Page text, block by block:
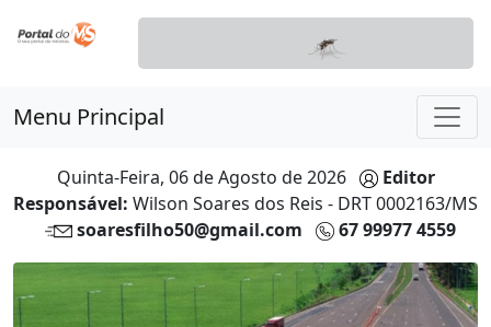
Menu Principal
Quinta-Feira, 06 de Agosto de 2026
Editor
Responsável: Wilson Soares dos Reis - DRT 0002163/MS
soaresfilho50@gmail.com
67 99977 4559